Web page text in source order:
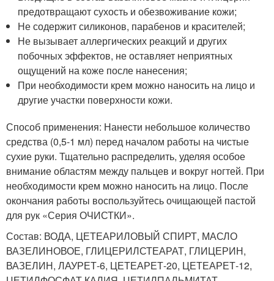
предотвращают сухость и обезвоживание кожи;
Не содержит силиконов, парабенов и красителей;
Не вызывает аллергических реакций и других
побочных эффектов, не оставляет неприятных
ощущений на коже после нанесения;
При необходимости крем можно наносить на лицо и
другие участки поверхности кожи.
Способ применения: Нанести небольшое количество
средства (0,5-1 мл) перед началом работы на чистые
сухие руки. Тщательно распределить, уделяя особое
внимание областям между пальцев и вокруг ногтей. При
необходимости крем можно наносить на лицо. После
окончания работы воспользуйтесь очищающей пастой
для рук «Серия ОЧИСТКИ».
Состав: ВОДА, ЦЕТЕАРИЛОВЫЙ СПИРТ, МАСЛО
ВАЗЕЛИНОВОЕ, ГЛИЦЕРИЛСТЕАРАТ, ГЛИЦЕРИН,
ВАЗЕЛИН, ЛАУРЕТ-6, ЦЕТЕАРЕТ-20, ЦЕТЕАРЕТ-12,